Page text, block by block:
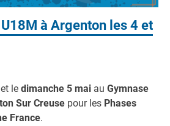
à Argenton les 4 et
et ledimanche 5 mai auGymnase
Sur Creuse pour les Phases
France.